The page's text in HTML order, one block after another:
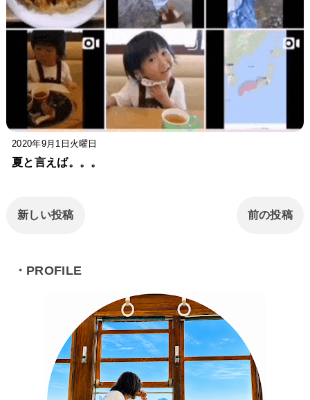
2020年9月1日火曜日
夏と言えば。。。
新しい投稿 前の投稿
・PROFILE